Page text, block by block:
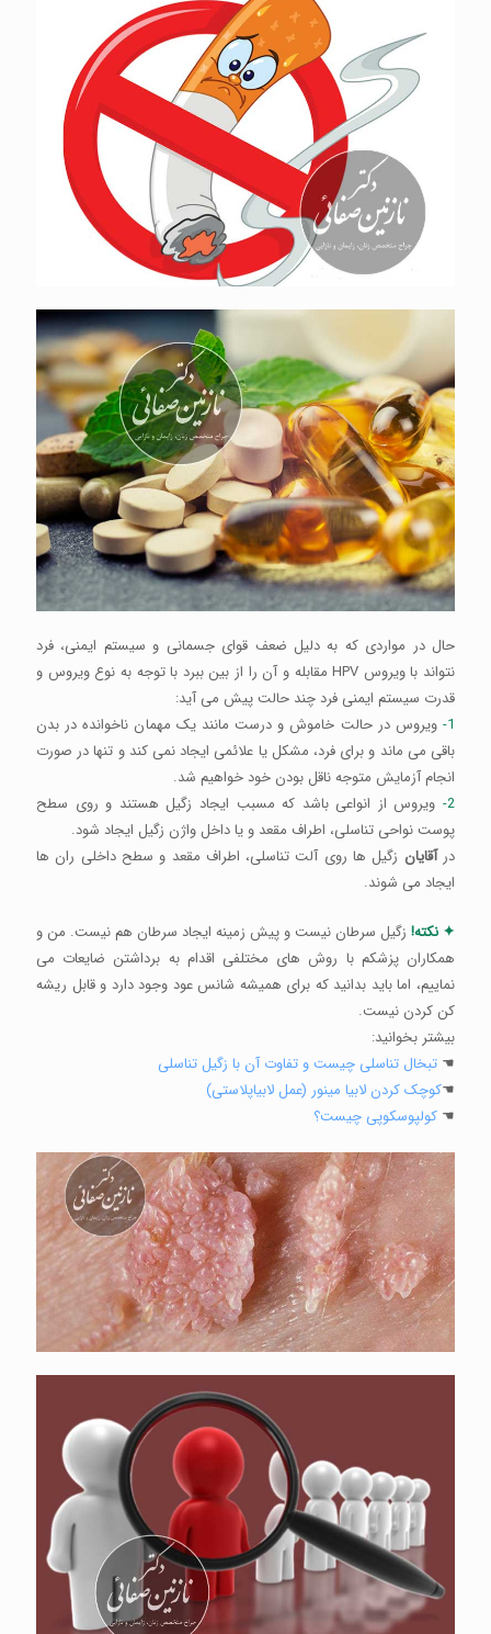
حال در مواردی که به دلیل ضعف قوای جسمانی و سیستم ایمنی، فرد
نتواند با ویروس HPV مقابله و آن را از بین ببرد با توجه به نوع ویروس و
قدرت سیستم ایمنی فرد چند حالت پیش می آید:
1- ویروس در حالت خاموش و درست مانند یک مهمان ناخوانده در بدن
باقی می ماند و برای فرد، مشکل یا علائمی ایجاد نمی کند و تنها در صورت
انجام آزمایش متوجه ناقل بودن خود خواهیم شد.
2- ویروس از انواعی باشد که مسبب ایجاد زگیل هستند و روی سطح
پوست نواحی تناسلی، اطراف مقعد و یا داخل واژن زگیل ایجاد شود.
درآقایان زگیل ها روی آلت تناسلی، اطراف مقعد و سطح داخلی ران ها
ایجاد می شوند.
✦ نکته! زگیل سرطان نیست و پیش زمینه ایجاد سرطان هم نیست. من و
همکاران پزشکم با روش های مختلفی اقدام به برداشتن ضایعات می
نماییم، اما باید بدانید که برای همیشه شانس عود وجود دارد و قابل ریشه
کن کردن نیست.
بیشتر بخوانید:
☚ تبخال تناسلی چیست و تفاوت آن با زگیل تناسلی
☚کوچک کردن لابیا مینور (عمل لابیاپلاستی)
☚ کولپوسکوپی چیست؟